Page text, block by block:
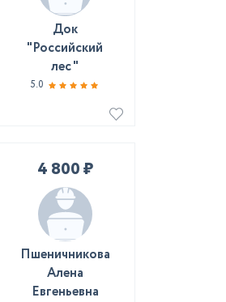
Док
"Российский
лес "
5.0
4 800 ₽
Пшеничникова
Алена
Евгеньевна